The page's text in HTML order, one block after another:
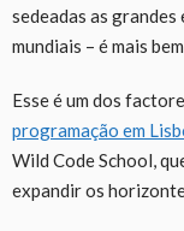
sedeadas as
mundiais – é mais
Esse é um dos
programação em
Wild Code School,
expandir os